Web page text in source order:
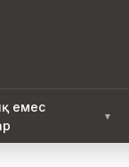
емес
▼